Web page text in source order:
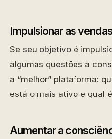
Impulsionar as vendas
Se seu objetivo é
algumas questões a
a “melhor” plataforma:
está o mais ativo e qual
Aumentar a